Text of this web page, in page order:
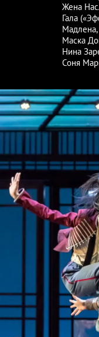
Жена
Гала
Маска
Нина
Соня